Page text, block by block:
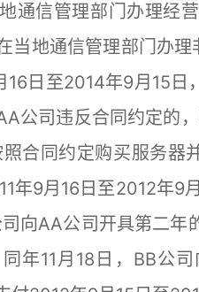
通信管理部门办理经
当地通信管理部门办
16日至2014年9月15
公司违反合同约定的
合同约定购买服务器
年9月16日至2012年9
向AA公司开具第二
年11月18日，BB公